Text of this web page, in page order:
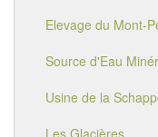
Elevage du Mont-
Source d'Eau
Usine de la
Les Glacières